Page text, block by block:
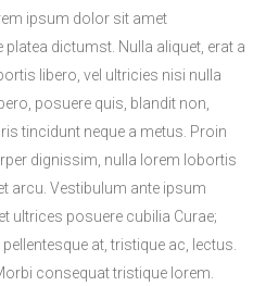
ipsum dolor sit amet
dictumst. Nulla aliquet, erat a
libero, vel ultricies nisi nulla
posuere quis, blandit non,
tincidunt neque a metus. Proin
dignissim, nulla lorem lobortis
arcu. Vestibulum ante ipsum
ultrices posuere cubilia Curae;
at, tristique ac, lectus.
consequat tristique lorem.